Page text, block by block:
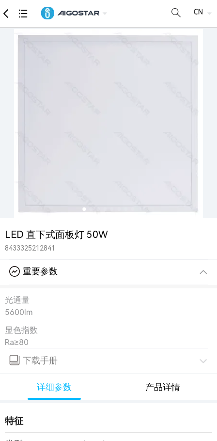
商品 详细参数 推荐
LED 直下式面板灯 50W
8433325212841
重要参数
光通量
5600lm
显色指数
Ra≥80
下载手册
详细参数 产品详情
特征